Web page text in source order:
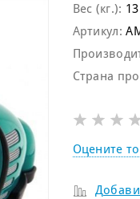
Вес (кг.): 13
Артикул:
Страна
Оцените